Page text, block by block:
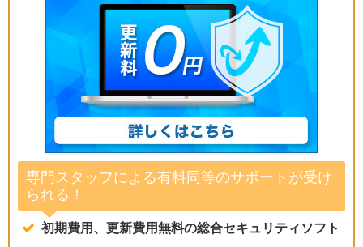
専門スタッフによる有料同等のサポートが受け
られる！
初期費用、更新費用無料の総合セキュリティソフト